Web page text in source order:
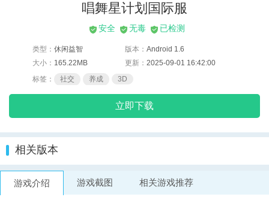
唱舞星计划国际服
安全 无毒 已检测
立即下载
类型： 休闲益智 版本： Android 1.6
大小： 165.22MB 更新： 2025-09-01 16:42:00
标签：
社交 养成 3D
相关版本
游戏介绍 游戏截图 相关游戏推荐